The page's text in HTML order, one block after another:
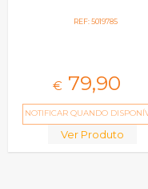
REF: 5019785
€ 79,90
NOTIFICAR QUANDO
Ver Produto